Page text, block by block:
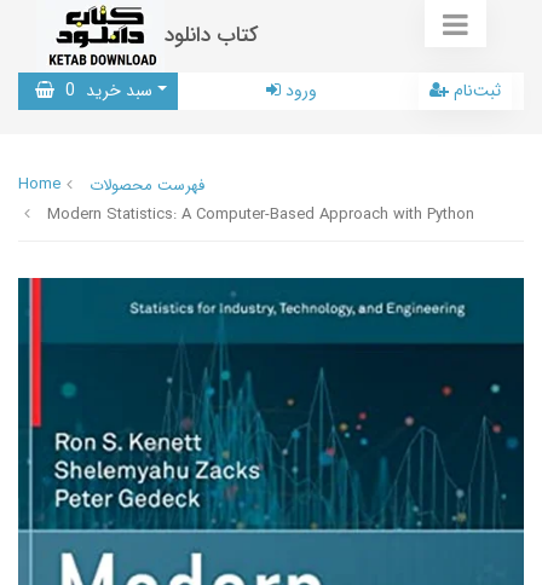
کتاب دانلود
سبد خرید 0 ورود ثبت‌نام
Home
فهرست محصولات
Modern Statistics: A Computer-Based Approach with Python